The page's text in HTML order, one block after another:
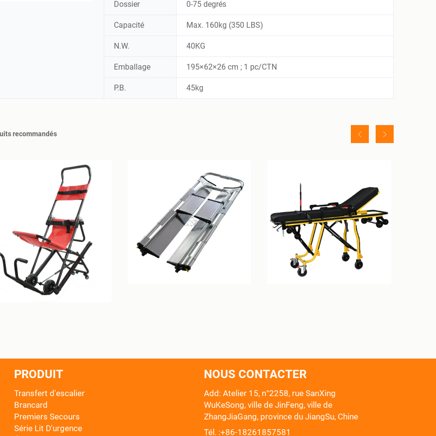
Dossier 0-75 degrés
Capacité Max. 160kg (350 LBS)
N.W. 40KG
Emballage 195×62×26 cm ; 1 pc/CTN
P.B. 45kg
recommandés
PRODUIT
Transfert d'escalier
Brancard
Premiers Secours
Série Lit D'urgence
NOUS CONTACTER
Add: Atelier 15, n°2258, rue SanXing
WuKeSong, ville de JinFeng, ville de
ZhangJiaGang, province du JiangSu, Chine
Tél. :+86-18261857581